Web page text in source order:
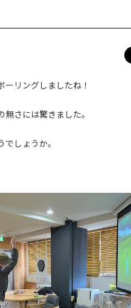
ーリングしましたね！
さには驚きました。
しょうか。